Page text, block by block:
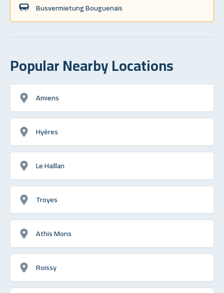
Busvermietung Bouguenais
Popular Nearby Locations
Amiens
Hyères
Le Haillan
Troyes
Athis Mons
Roissy